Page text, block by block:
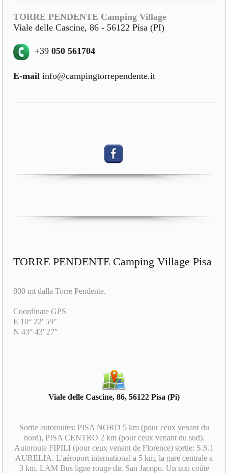
TORRE PENDENTE Camping Village
Viale delle Cascine, 86 - 56122 Pisa (PI)
+39050 561704
E-mail info@campingtorrependente.it
TORRE PENDENTE Camping Village Pisa
800 mt dalla Torre Pendente.
Coordinate GPS
E 10° 22' 59"
N 43° 43' 27"
Viale delle Cascine, 86, 56122 Pisa (Pi)
Sortie autoroutes: PISA NORD 5 km (pour ceux venant du
nord), PISA CENTRO 2 km (pour ceux venant du sud).
Autoroute FIPILI (pour ceux venant de Florence) sortie: S.S.1
AURELIA. L'aéroport international a 5 km, la gare centrale a
3 km. LAM Bus ligne rouge dir. San Jacopo. Un taxi coûte